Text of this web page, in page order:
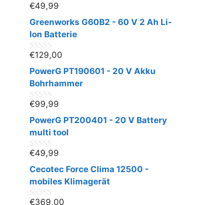
0
v
o
n
€49,99
Greenworks G60B2 - 60 V 2 Ah Li-
Ion Batterie
0
v
o
n
€129,00
PowerG PT190601 - 20 V Akku
Bohrhammer
0
v
o
n
€99,99
PowerG PT200401 - 20 V Battery
multi tool
0
v
o
n
€49,99
Cecotec Force Clima 12500 -
mobiles Klimagerät
€369,00